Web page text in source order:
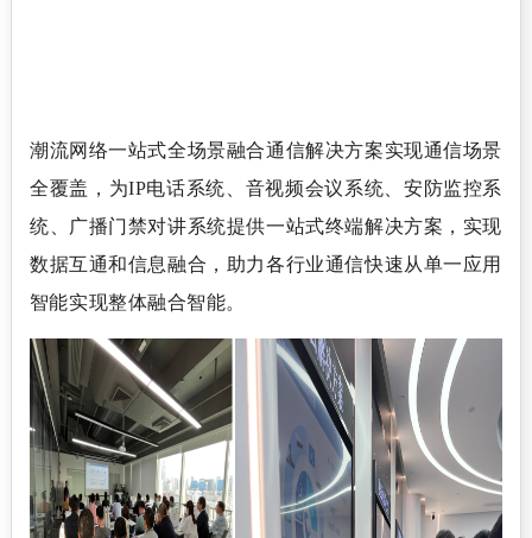
潮流网络一站式全场景融合通信解决方案实现通信场景
全覆盖，为IP电话系统、音视频会议系统、安防监控系
统、广播门禁对讲系统提供一站式终端解决方案，实现
数据互通和信息融合，助力各行业通信快速从单一应用
智能实现整体融合智能。